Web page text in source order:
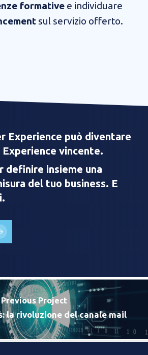
formative e individuare
sul servizio offerto.
Experience può diventare
Experience vincente.
definire insieme una
del tuo business. E
Previous Project
la rivoluzione del canale mail​